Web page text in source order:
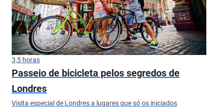
3,5 horas
Passeio de bicicleta pelos segredos de
Londres
Visita especial de Londres a lugares que só os iniciados